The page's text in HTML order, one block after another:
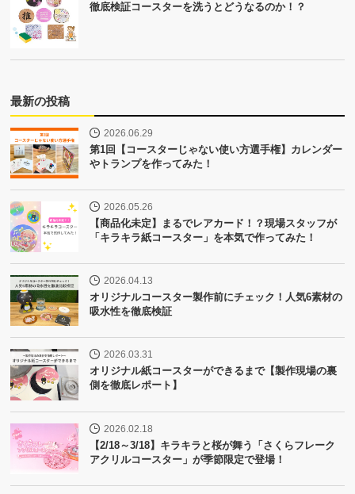
徹底検証コースターを洗うとどうなるのか！？
最新の投稿
2026.06.29
第1回【コースターじゃない使い方選手権】カレンダー
やトランプを作ってみた！
2026.05.26
【商品化未定】まるでレアカード！？現場スタッフが
「キラキラ紙コースター」を本気で作ってみた！
2026.04.13
オリジナルコースター製作前にチェック！人気6素材の
吸水性を徹底検証
2026.03.31
オリジナル紙コースターができるまで【製作現場の裏
側を徹底レポート】
2026.02.18
【2/18～3/18】キラキラと桜が舞う「さくらフレーク
アクリルコースター」が季節限定で登場！